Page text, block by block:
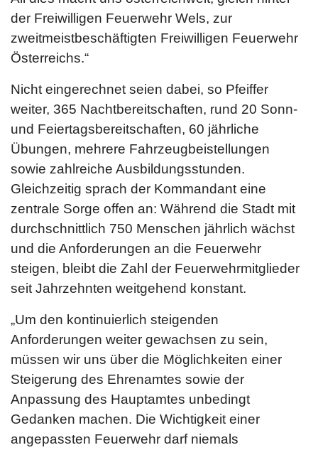
der Freiwilligen Feuerwehr Wels, zur
zweitmeistbeschäftigten Freiwilligen Feuerwehr
Österreichs.“
Nicht eingerechnet seien dabei, so Pfeiffer
weiter, 365 Nachtbereitschaften, rund 20 Sonn-
und Feiertagsbereitschaften, 60 jährliche
Übungen, mehrere Fahrzeugbeistellungen
sowie zahlreiche Ausbildungsstunden.
Gleichzeitig sprach der Kommandant eine
zentrale Sorge offen an: Während die Stadt mit
durchschnittlich 750 Menschen jährlich wächst
und die Anforderungen an die Feuerwehr
steigen, bleibt die Zahl der Feuerwehrmitglieder
seit Jahrzehnten weitgehend konstant.
„Um den kontinuierlich steigenden
Anforderungen weiter gewachsen zu sein,
müssen wir uns über die Möglichkeiten einer
Steigerung des Ehrenamtes sowie der
Anpassung des Hauptamtes unbedingt
Gedanken machen. Die Wichtigkeit einer
angepassten Feuerwehr darf niemals